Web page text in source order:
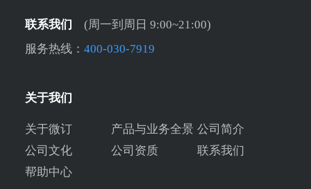
联系我们
(周一到周日 9:00~21:00)
服务热线： 400-030-7919
关于我们
关于微订 产品与业务全景 公司简介
公司文化
公司资质
联系我们
帮助中心